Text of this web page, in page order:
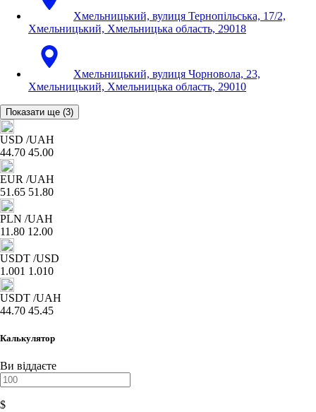
Хмельницький, вулиця Тернопільська, 17/2,
Хмельницький, Хмельницька область, 29018
Хмельницький, вулиця Чорновола, 23,
Хмельницький, Хмельницька область, 29010
Показати ще (3)
USD /UAH
44.70 45.00
EUR /UAH
51.65 51.80
PLN /UAH
11.80 12.00
USDT /USD
1.001 1.010
USDT /UAH
44.70 45.45
Калькулятор
Ви віддаєте
$